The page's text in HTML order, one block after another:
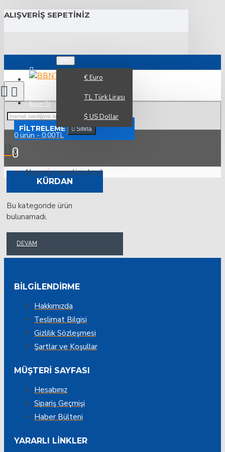
ALIŞVERIŞ SEPETINIZ
Üye Girişi
Kayıt Ol
€ Euro
TL Türk Lirası
$ US Dollar
0 ürün - 0,00TL
0
Alışveriş sepetiniz boş!
FILTRELEME Sıfırla
KÜRDAN
Bu kategoride ürün
bulunamadı.
DEVAM
BILGILENDIRME
Hakkımızda
Teslimat Bilgisi
Gizlilik Sözleşmesi
Şartlar ve Koşullar
MÜŞTERI SAYFASI
Hesabınız
Sipariş Geçmişi
Haber Bülteni
YARARLI LINKLER